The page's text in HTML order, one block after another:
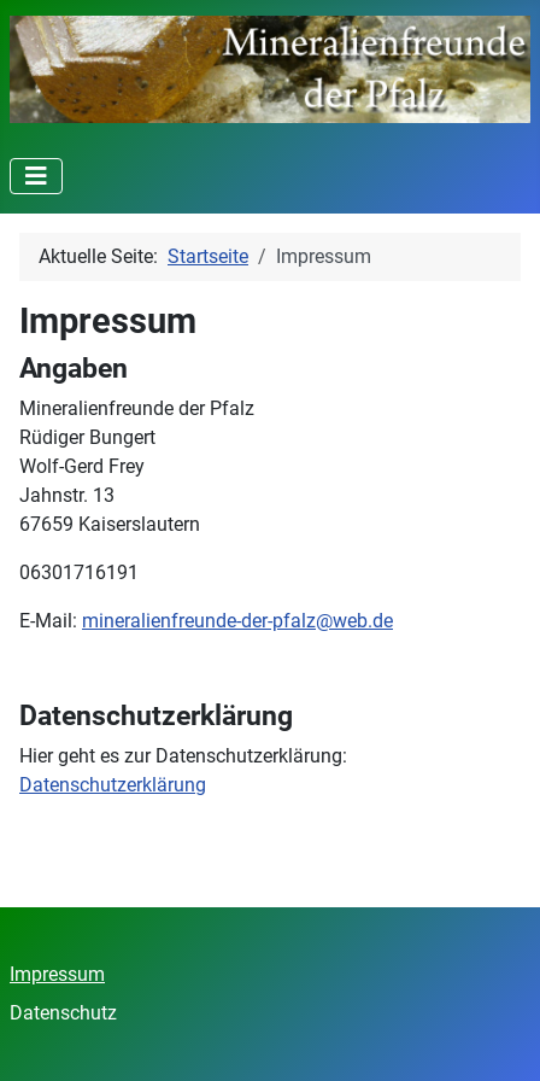
Aktuelle Seite: Startseite Impressum
Impressum
Angaben
Mineralienfreunde der Pfalz
Rüdiger Bungert
Wolf-Gerd Frey
Jahnstr. 13
67659 Kaiserslautern
06301716191
E-Mail: mineralienfreunde-der-pfalz@web.de
Datenschutzerklärung
Hier geht es zur Datenschutzerklärung:
Datenschutzerklärung
Impressum
Datenschutz